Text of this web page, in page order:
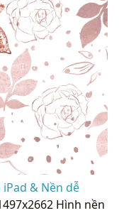
& Nền dễ
Hình nền